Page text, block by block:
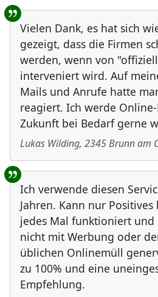
Vielen Dank, es hat sich
gezeigt, dass die Firmen
werden, wenn von
interveniert wird. Auf
Mails und Anrufe hatte
reagiert. Ich werde
Zukunft bei Bedarf gerne
Lukas Wilding, 2345Brunn am
Ich verwende diesen
Jahren. Kann nur
jedes Mal funktioniert
nicht mit Werbung oder
üblichen Onlinemüll
zu 100% und eine
Empfehlung.